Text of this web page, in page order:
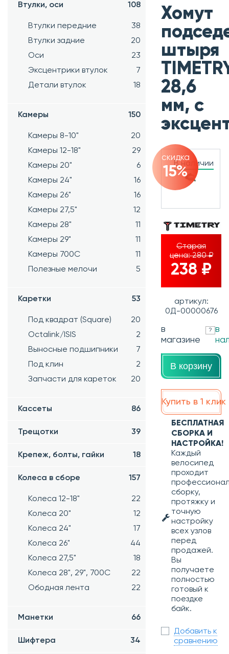
Втулки, оси 108
Втулки передние
38
Втулки задние
20
Оси
23
Эксцентрики втулок
7
Детали втулок
18
Камеры 150
Камеры 8-10"
20
Камеры 12-18"
29
Камеры 20"
6
Камеры 24"
16
Камеры 26"
16
Камеры 27,5"
12
Камеры 28"
11
Камеры 29"
11
Камеры 700C
11
Полезные мелочи
5
Каретки 53
Под квадрат (Square)
20
Octalink/ISIS
2
Выносные подшипники
7
Под клин
2
Запчасти для кареток
20
Кассеты 86
Трещотки 39
Крепеж, болты, гайки 18
Колеса в сборе 157
Колеса 12-18"
22
Колеса 20"
12
Колеса 24"
17
Колеса 26"
44
Колеса 27,5"
18
Колеса 28", 29", 700С
22
Ободная лента
22
Манетки 66
Шифтера 34
Хомут
штыря
28,6
мм, с
В наличии
скидка
15%
Старая
цена:280 ₽
238 ₽
артикул:
0Д-00000676
в
магазине
? в
В корзину
Купить в 1 клик
БЕСПЛАТНАЯ
СБОРКА И
НАСТРОЙКА!
Каждый
велосипед
проходит
сборку,
протяжку и
точную
настройку
всех узлов
перед
продажей.
Вы
получаете
полностью
готовый к
поездке
байк.
Добавить к
сравнению